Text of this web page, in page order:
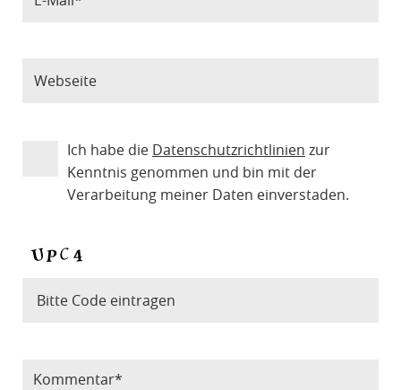
Ich habe die Datenschutzrichtlinien zur
Kenntnis genommen und bin mit der
Verarbeitung meiner Daten einverstaden.